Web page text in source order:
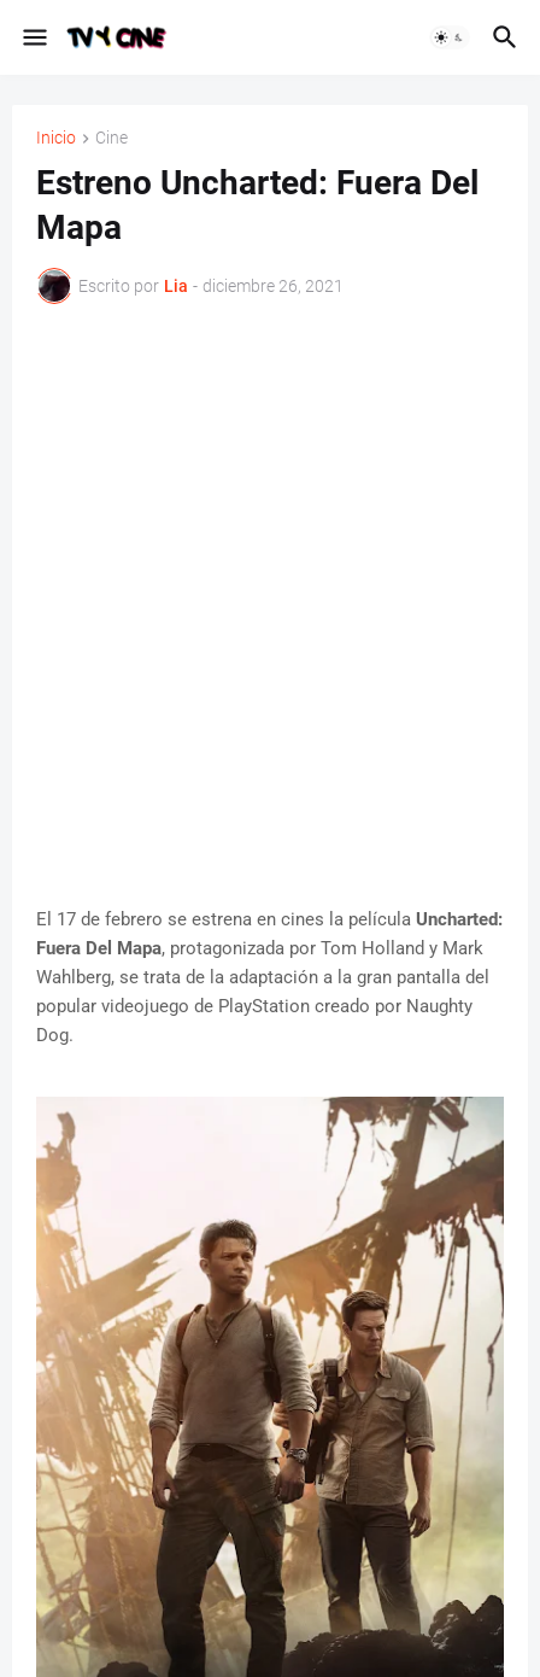
Inicio Cine
Estreno Uncharted: Fuera Del
Mapa
Escrito por Lia - diciembre 26, 2021
El 17 de febrero se estrena en cines la película Uncharted:
Fuera Del Mapa, protagonizada por Tom Holland y Mark
Wahlberg, se trata de la adaptación a la gran pantalla del
popular videojuego de PlayStation creado por Naughty
Dog.